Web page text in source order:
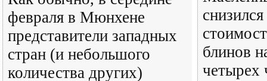
февраля в Мюнхене
представители западных
стран (и небольшого
количества других)
блинов
четырех